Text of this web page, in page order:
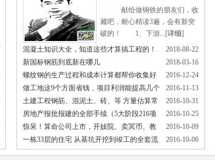
销售内幕 ！句句戳心！
献给做钢铁的朋友们，收
藏吧，耐心精读3遍，会有新突
破的！ 1、下游...[详细]
2018-08-22
混凝土知识大全，知道这些才算搞工程的！
2018-03-16
新国标钢筋到底新在哪儿
2016-12-24
螺纹钢的生产过程和成本计算都帮你收集好
啦，拿好，不谢！
2016-11-13
做工地这9个方面省钱，项目利润能提高几个
点？
2016-10-31
土建工程钢筋、混泥土、砖、等 方量估算常
数
2016-10-25
房地产报批报建的全部手续（5大阶段216项
报建明细），史上最强!
2016-10-09
惊呆！算命公司上市，开妓院、卖冥币、教
单身狗撩妹的公司也上市了！
2016-10-06
一栋33层的住宅 从基坑开挖到竣工的全套流